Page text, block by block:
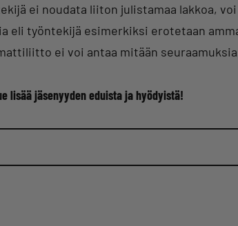
ei noudata liiton julistamaa lakkoa, voi
eli työntekijä esimerkiksi erotetaan
ei voi antaa mitään
lisää jäsenyyden eduista ja hyödyistä!